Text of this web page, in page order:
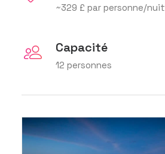
~329 £ par personne/nuit
Capacité
12 personnes